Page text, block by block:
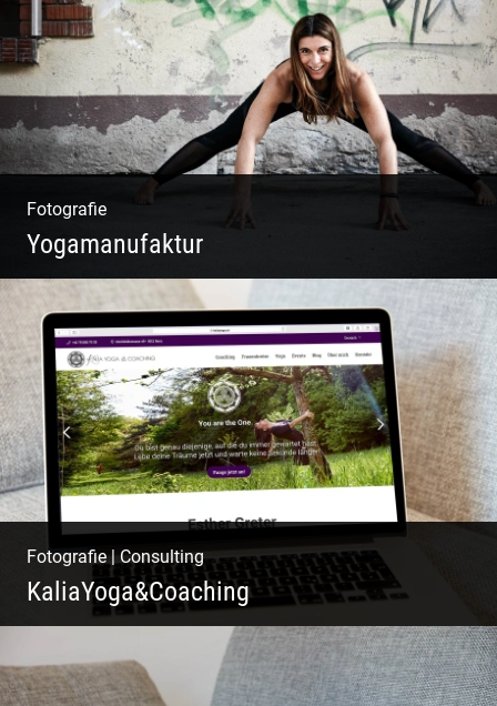
Fotografie
Yogamanufaktur
Yoga | Fashion | Cool & symphatisch
Fotografie|Consulting
KaliaYoga&Coaching
Pint- & Webdesign, Fotografie & Corporate-
Design